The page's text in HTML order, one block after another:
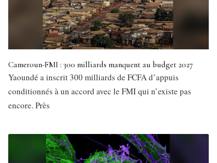
Cameroun-FMI : 300 milliards manquent au budget 2027
Yaoundé a inscrit 300 milliards de FCFA d’appuis
conditionnés à un accord avec le FMI qui n’existe pas
encore. Près